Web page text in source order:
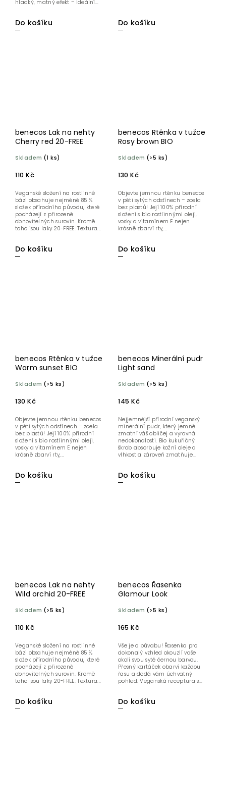
Do košíku
hladký, matný efekt – ideální...
Do košíku
benecos Lak na nehty
Cherry red 20-FREE
Skladem (1 ks)
110 Kč
Do košíku
Veganské složení na rostlinné
bázi obsahuje nejméně 85 %
složek přírodního původu, které
pocházejí z přirozeně
obnovitelných surovin. Kromě
toho jsou laky 20-FREE. Textura...
benecos Rtěnka v tužce
Rosy brown BIO
Skladem (>5 ks)
130 Kč
Do košíku
Objevte jemnou rtěnku benecos
v pěti sytých odstínech – zcela
bez plastů! Její 100% přírodní
složení s bio rostlinnými oleji,
vosky a vitamínem E nejen
krásně zbarví rty,...
benecos Rtěnka v tužce
Warm sunset BIO
Skladem (>5 ks)
130 Kč
Do košíku
Objevte jemnou rtěnku benecos
v pěti sytých odstínech – zcela
bez plastů! Její 100% přírodní
složení s bio rostlinnými oleji,
vosky a vitamínem E nejen
krásně zbarví rty,...
benecos Minerální pudr
Light sand
Skladem (>5 ks)
145 Kč
Do košíku
Nejjemnější přírodní veganský
minerální pudr, který jemně
zmatní váš obličej a vyrovná
nedokonalosti. Bio kukuřičný
škrob absorbuje kožní oleje a
vlhkost a zároveň zmatňuje...
benecos Lak na nehty
Wild orchid 20-FREE
Skladem (>5 ks)
110 Kč
Do košíku
Veganské složení na rostlinné
bázi obsahuje nejméně 85 %
složek přírodního původu, které
pocházejí z přirozeně
obnovitelných surovin. Kromě
toho jsou laky 20-FREE. Textura...
benecos Řasenka
Glamour Look
Skladem (>5 ks)
165 Kč
Do košíku
Vše je o půvabu! Řasenka pro
dokonalý vzhled okouzlí vaše
okolí svou sytě černou barvou.
Přesný kartáček obarví každou
řasu a dodá vám úchvatný
pohled. Veganská receptura s...